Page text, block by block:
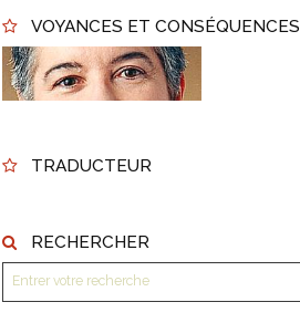
VOYANCES ET CONSÉQUENCES
TRADUCTEUR
RECHERCHER